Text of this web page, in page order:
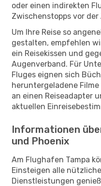
oder einen indirekten
Zwischenstopps vor
Um Ihre Reise so
gestalten, empfehlen
ein Reisekissen und
Augenverband. Für
Fluges eignen sich
heruntergeladene Filme
an einen Reiseadapter
aktuellen
Informationen
und Phoenix
Am Flughafen Tampa
Einsteigen alle
Dienstleistungen